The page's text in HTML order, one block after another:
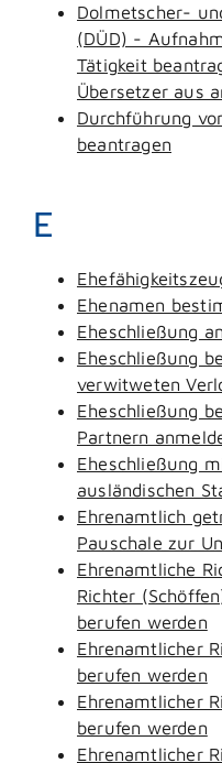
Dolmetscher-
(DÜD) -
Tätigkeit
Übersetzer aus
Durchführung
beantragen
E
Ehenamen
Eheschließung
Eheschließung
verwitweten
Eheschließung
Partnern
Eheschließung
ausländischen
Ehrenamtlich
Pauschale zur
Ehrenamtliche
Richter
berufen werden
Ehrenamtlicher
berufen werden
Ehrenamtlicher
berufen werden
Ehrenamtlicher